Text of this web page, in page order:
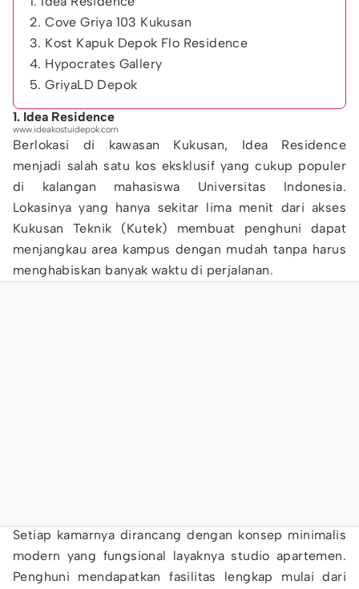
2. Cove Griya 103 Kukusan
3. Kost Kapuk Depok Flo Residence
4. Hypocrates Gallery
5. GriyaLD Depok
1. Idea Residence
www.ideakostuidepok.com
Berlokasi di kawasan Kukusan, Idea Residence
menjadi salah satu kos eksklusif yang cukup populer
di kalangan mahasiswa Universitas Indonesia.
Lokasinya yang hanya sekitar lima menit dari akses
Kukusan Teknik (Kutek) membuat penghuni dapat
menjangkau area kampus dengan mudah tanpa harus
menghabiskan banyak waktu di perjalanan.
Setiap kamarnya dirancang dengan konsep minimalis
modern yang fungsional layaknya studio apartemen.
Penghuni mendapatkan fasilitas lengkap mulai dari